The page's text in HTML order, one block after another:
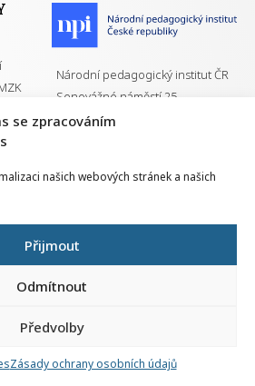
se zpracováním
našich webových stránek a našich
Přijmout
Odmítnout
Předvolby
Zásady ochrany osobních údajů
Národní pedagogický institut ČR
Senovážné náměstí 25
110 00 Praha 1